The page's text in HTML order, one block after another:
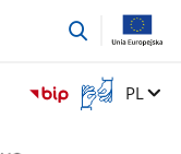
przejdź
Otwórz
okno
Zmień
PL